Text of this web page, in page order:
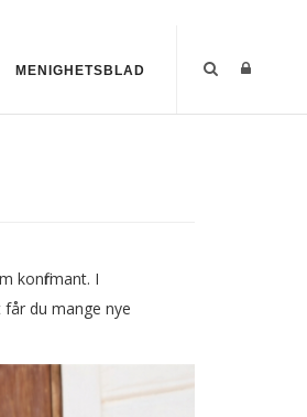
MENIGHETSBLAD
konfirmant. I
du mange nye